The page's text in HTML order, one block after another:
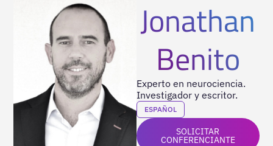
Jonathan
Benito
Experto en neurociencia.
Investigador y escritor.
ESPAÑOL
SOLICITAR
CONFERENCIANTE